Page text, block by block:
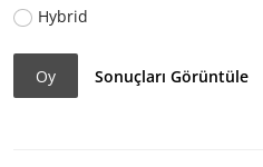
Hybrid
Oy Sonuçları Görüntüle